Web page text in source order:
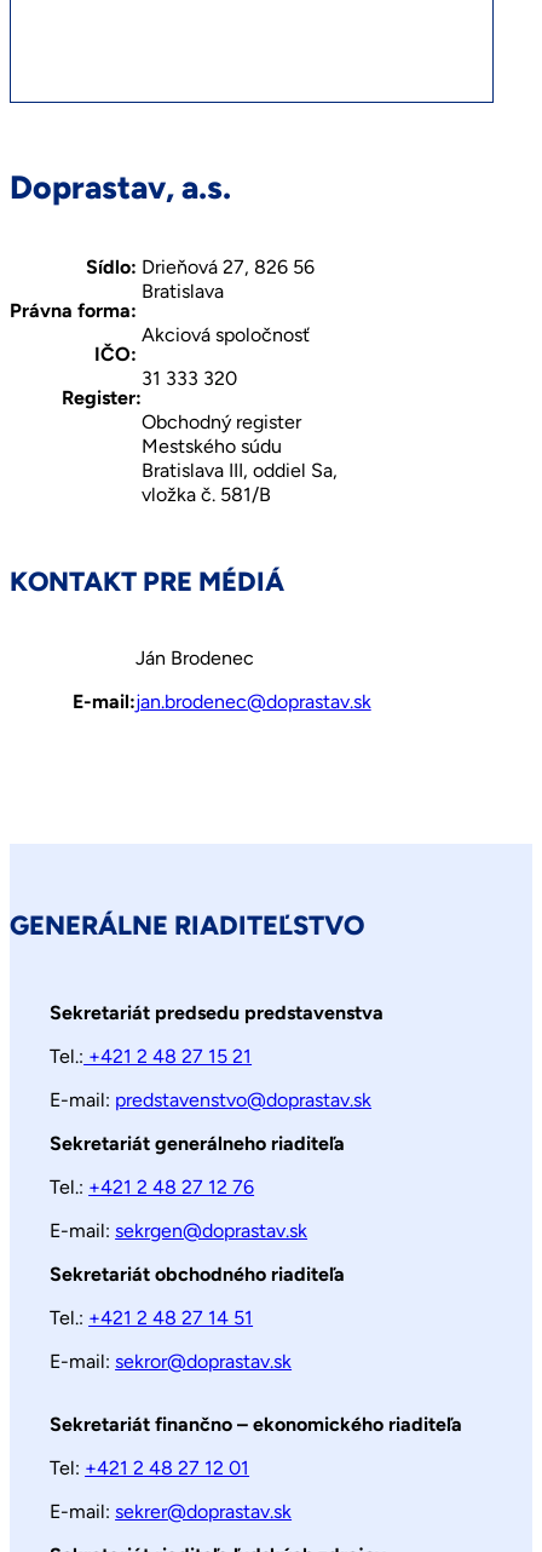
Doprastav, a.s.
Sídlo:
Právna forma:
IČO:
Register:
Drieňová 27, 826 56
Bratislava
Akciová spoločnosť
31 333 320
Obchodný register
Mestského súdu
Bratislava III, oddiel Sa,
vložka č. 581/B
KONTAKT PRE MÉDIÁ
E-mail:
Ján Brodenec
jan.brodenec@doprastav.sk
GENERÁLNE RIADITEĽSTVO
Sekretariát predsedu predstavenstva
Tel.: +421 2 48 27 15 21
E-mail: predstavenstvo@doprastav.sk
Sekretariát generálneho riaditeľa
Tel.: +421 2 48 27 12 76
E-mail:sekrgen@doprastav.sk
Sekretariát obchodného riaditeľa
Tel.: +421 2 48 27 14 51
E-mail:sekror@doprastav.sk
Sekretariát finančno – ekonomického riaditeľa
Tel: +421 2 48 27 12 01
E-mail:sekrer@doprastav.sk